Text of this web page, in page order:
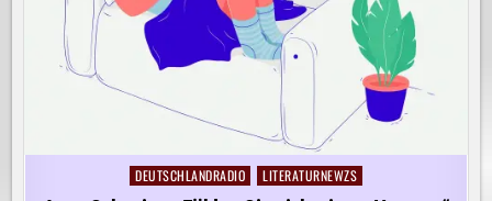
Posted
DEUTSCHLANDRADIO LITERATURNEWZS